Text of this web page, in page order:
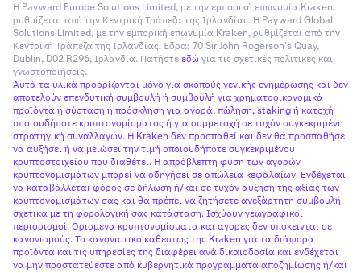
Η Payward Europe Solutions Limited, με την εμπορική επωνυμία Kraken,
ρυθμίζεται από την Κεντρική Τράπεζα της Ιρλανδίας. Η Payward Global
Solutions Limited, με την εμπορική επωνυμία Kraken, ρυθμίζεται από την
Κεντρική Τράπεζα της Ιρλανδίας. Έδρα: 70 Sir John Rogerson’s Quay,
Dublin, D02 R296, Ιρλανδία. Πατήστεεδώγια τις σχετικές πολιτικές και
γνωστοποιήσεις.
Αυτά τα υλικά προορίζονται μόνο για σκοπούς γενικής ενημέρωσης και δεν
αποτελούν επενδυτική συμβουλή ή συμβουλή για χρηματοοικονομικά
προϊόντα ή σύσταση ή πρόσκληση για αγορά, πώληση, staking ή κατοχή
οποιουδήποτε κρυπτονομίσματος ή για συμμετοχή σε τυχόν συγκεκριμένη
στρατηγική συναλλαγών. Η Kraken δεν προσπαθεί και δεν θα προσπαθήσει
να αυξήσει ή να μειώσει την τιμή οποιουδήποτε συγκεκριμένου
κρυπτοστοιχείου που διαθέτει. Η απρόβλεπτη φύση των αγορών
κρυπτονομισμάτων μπορεί να οδηγήσει σε απώλεια κεφαλαίων. Ενδέχεται
να καταβάλλεται φόρος σε δήλωση ή/και σε τυχόν αύξηση της αξίας των
κρυπτονομισμάτων σας και θα πρέπει να ζητήσετε ανεξάρτητη συμβουλή
σχετικά με τη φορολογική σας κατάσταση. Ισχύουν γεωγραφικοί
περιορισμοί. Ορισμένα κρυπτονομίσματα και αγορές δεν υπόκεινται σε
κανονισμούς. Το κανονιστικό καθεστώς της Kraken για τα διάφορα
προϊόντα και τις υπηρεσίες της διαφέρει ανά δικαιοδοσία και ενδέχεται
να μην προστατεύεστε από κυβερνητικά προγράμματα αποζημίωσης ή/και